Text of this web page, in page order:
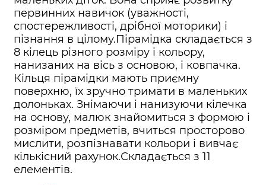
первинних навичок (уважності,
спостережливості, дрібної моторики) і
пізнання в цілому.Пірамідка складається з
8 кілець різного розміру і кольору,
нанизаних на вісь з основою, і ковпачка.
Кільця пірамідки мають приємну
поверхню, їх зручно тримати в маленьких
долоньках. Знімаючи і нанизуючи кілечка
на основу, малюк знайомиться з формою і
розміром предметів, вчиться просторово
мислити, розпізнавати кольори і вивчає
кількісний рахунок.Складається з 11
елементів.